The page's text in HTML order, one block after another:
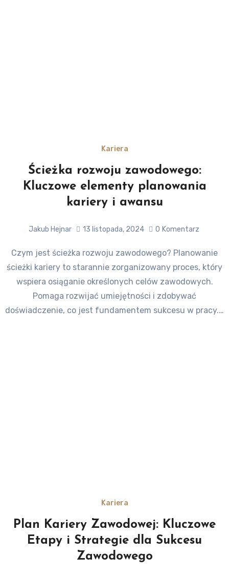
Kariera
Ścieżka rozwoju zawodowego:
Kluczowe elementy planowania
kariery i awansu
Jakub Hejnar 13 listopada, 2024 0 Komentarz
Czym jest ścieżka rozwoju zawodowego? Planowanie
ścieżki kariery to starannie zorganizowany proces, który
wspiera osiąganie określonych celów zawodowych.
Pomaga rozwijać umiejętności i zdobywać
doświadczenie, co jest fundamentem sukcesu w pracy.…
Kariera
Plan Kariery Zawodowej: Kluczowe
Etapy i Strategie dla Sukcesu
Zawodowego